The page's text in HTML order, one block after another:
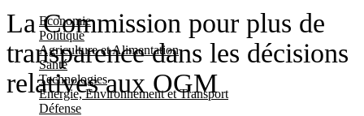
Economie
Politique
Agriculture et Alimentation
Santé
Technologies
Energie, Environnement et Transport
Défense
La Commission pour plus de
transparence dans les décisions
relatives aux OGM